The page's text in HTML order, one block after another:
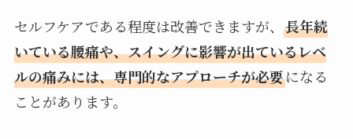
セルフケアである程度は改善できますが、 長年続
いている腰痛や、スイングに影響が出ているレベ
ルの痛みには、専門的なアプローチが必要になる
ことがあります。